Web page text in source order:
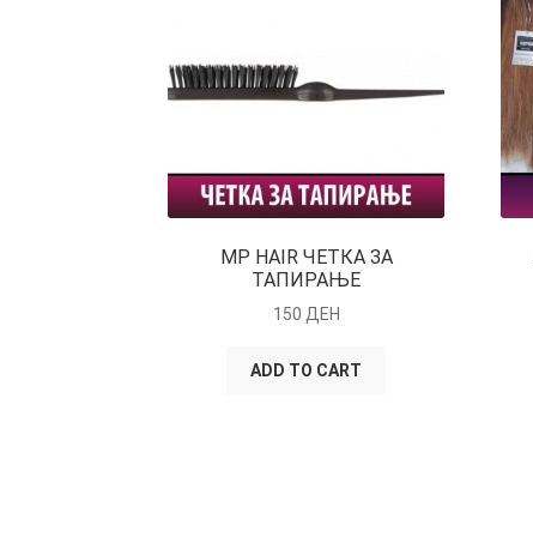
MP HAIR ЧЕТКА ЗА
ТАПИРАЊЕ
150 ДЕН
ADD TO CART